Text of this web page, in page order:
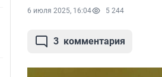
6 июля 2025, 16:04 5 244
3 комментария